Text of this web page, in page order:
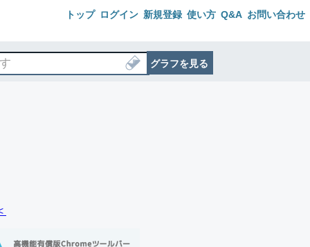
トップ ログイン 新規登録 使い方 Q&A お問い合わせ
グラフを見る